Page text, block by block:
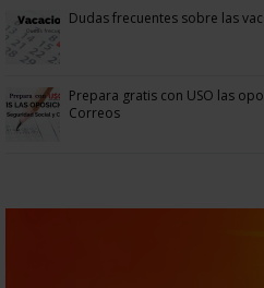
Dudas frecuentes sobre las
Prepara gratis con USO las
Correos